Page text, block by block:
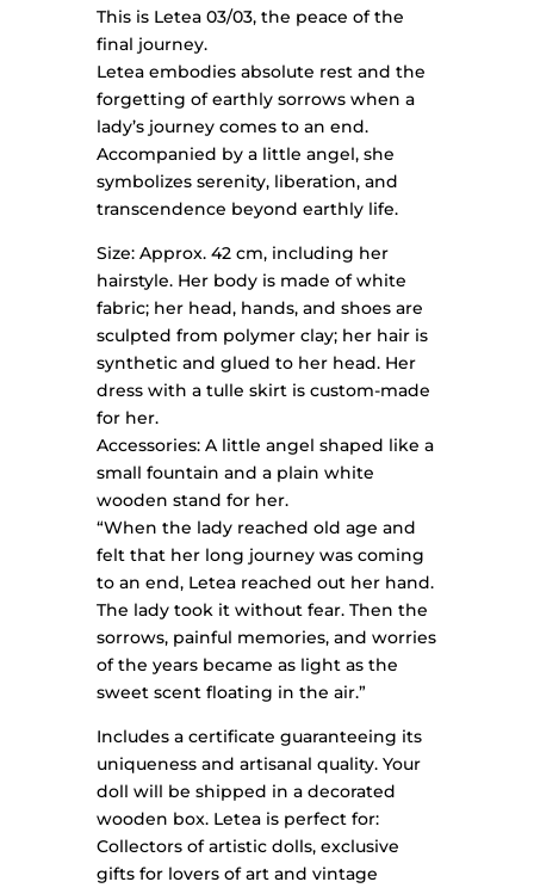
This is Letea 03/03, the peace of the
final journey.
Letea embodies absolute rest and the
forgetting of earthly sorrows when a
lady’s journey comes to an end.
Accompanied by a little angel, she
symbolizes serenity, liberation, and
transcendence beyond earthly life.
Size: Approx. 42 cm, including her
hairstyle. Her body is made of white
fabric; her head, hands, and shoes are
sculpted from polymer clay; her hair is
synthetic and glued to her head. Her
dress with a tulle skirt is custom-made
for her.
Accessories: A little angel shaped like a
small fountain and a plain white
wooden stand for her.
“When the lady reached old age and
felt that her long journey was coming
to an end, Letea reached out her hand.
The lady took it without fear. Then the
sorrows, painful memories, and worries
of the years became as light as the
sweet scent floating in the air.”
Includes a certificate guaranteeing its
uniqueness and artisanal quality. Your
doll will be shipped in a decorated
wooden box. Letea is perfect for:
Collectors of artistic dolls, exclusive
gifts for lovers of art and vintage